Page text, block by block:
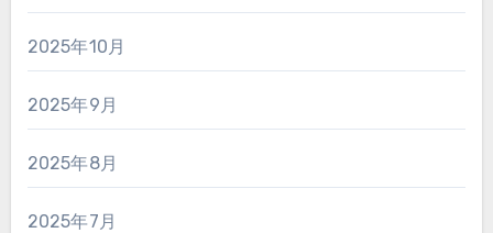
2025年10月
2025年9月
2025年8月
2025年7月